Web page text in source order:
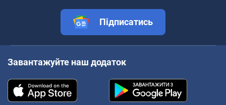
Підписатись
Завантажуйте наш додаток